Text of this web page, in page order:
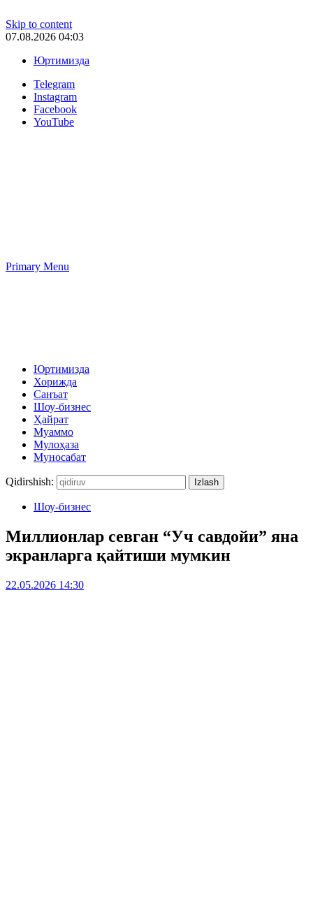
Skip to content
07.08.2026 04:03
Юртимизда
Telegram
Instagram
Facebook
YouTube
Primary Menu
Юртимизда
Хорижда
Санъат
Шоу-бизнес
Ҳайрат
Муаммо
Мулоҳаза
Муносабат
Qidirshish:
Шоу-бизнес
Миллионлар севган “Уч савдойи” яна
экранларга қайтиши мумкин
22.05.2026 14:30